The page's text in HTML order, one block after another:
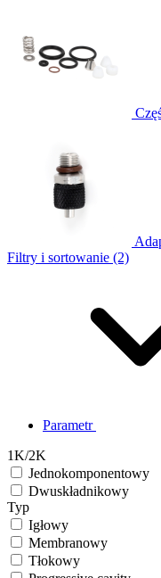
Filtry i sortowanie (2)
Parametr
1K/2K
Jednokomponentowy
Dwuskładnikowy
Typ
Igłowy
Membranowy
Tłokowy